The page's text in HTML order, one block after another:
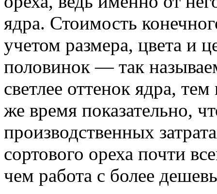
ядра. Стоимость
учетом размера, цвета и
половинок — так
светлее оттенок ядра,
же время показательно,
производственных
сортового ореха почти
чем работа с более